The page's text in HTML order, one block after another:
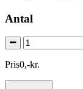
Antal
Pris0,-kr.